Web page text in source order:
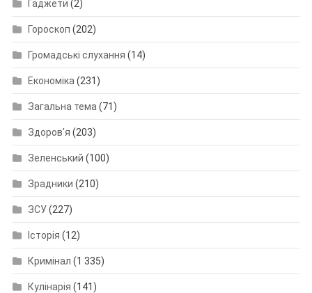
Гаджети (2)
Гороскоп (202)
Громадські слухання (14)
Економіка (231)
Загальна тема (71)
Здоров'я (203)
Зеленський (100)
Зрадники (210)
ЗСУ(227)
Історія (12)
Кримінал (1 335)
Кулінарія (141)